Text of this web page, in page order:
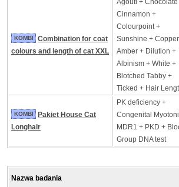
KOMBI
Combination for coat
colours and length of cat XXL
Agouti + Chocolate
Cinnamon +
Colourpoint +
Sunshine +
Amber + Dilution +
Albinism + White +
Blotched Tabby +
Ticked + Hair
KOMBI
Pakiet House Cat
Longhair
PK deficiency +
Congenital
MDR1 + PKD +
Group DNA test
Nazwa badania